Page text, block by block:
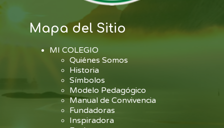
Mapa del Sitio
MI COLEGIO
Quiénes Somos
Historia
Símbolos
Modelo Pedagógico
Manual de Convivencia
Fundadoras
Inspiradora